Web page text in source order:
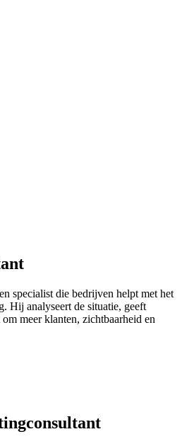
specialist die bedrijven helpt met het
Hij analyseert de situatie, geeft
meer klanten, zichtbaarheid en